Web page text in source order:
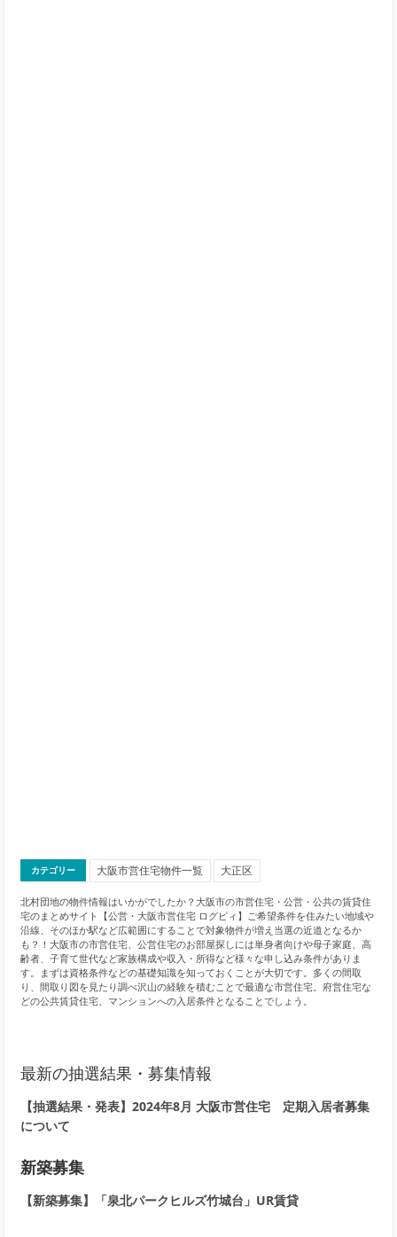
カテゴリー 大阪市営住宅物件一覧 大正区
北村団地の物件情報はいかがでしたか？大阪市の市営住宅・公営・公共の賃貸住
宅のまとめサイト【公営・大阪市営住宅 ログピィ】ご希望条件を住みたい地域や
沿線、そのほか駅など広範囲にすることで対象物件が増え当選の近道となるか
も？！大阪市の市営住宅、公営住宅のお部屋探しには単身者向けや母子家庭、高
齢者、子育て世代など家族構成や収入・所得など様々な申し込み条件がありま
す。まずは資格条件などの基礎知識を知っておくことが大切です。多くの間取
り、間取り図を見たり調べ沢山の経験を積むことで最適な市営住宅。府営住宅な
どの公共賃貸住宅、マンションへの入居条件となることでしょう。
最新の抽選結果・募集情報
【抽選結果・発表】2024年8月 大阪市営住宅 定期入居者募集
について
新築募集
【新築募集】「泉北パークヒルズ竹城台」UR賃貸